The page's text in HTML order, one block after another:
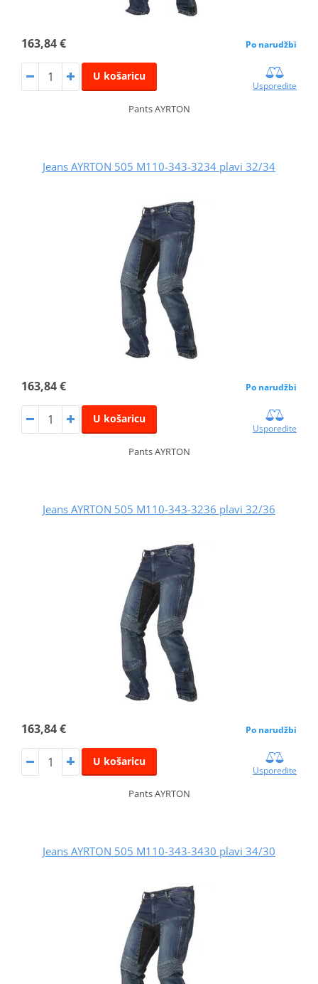
163,84 € Po narudžbi
U košaricu
Usporedite
Pants AYRTON
Jeans AYRTON 505 M110-343-3234 plavi 32/34
163,84 € Po narudžbi
U košaricu
Usporedite
Pants AYRTON
Jeans AYRTON 505 M110-343-3236 plavi 32/36
163,84 € Po narudžbi
U košaricu
Usporedite
Pants AYRTON
Jeans AYRTON 505 M110-343-3430 plavi 34/30